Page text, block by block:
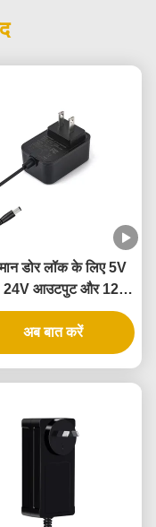
डोर लॉक के लिए 5V
24V आउटपुट और 12W
पावर के साथ UL
वॉल पावर एडाप्टर
अब बात करें